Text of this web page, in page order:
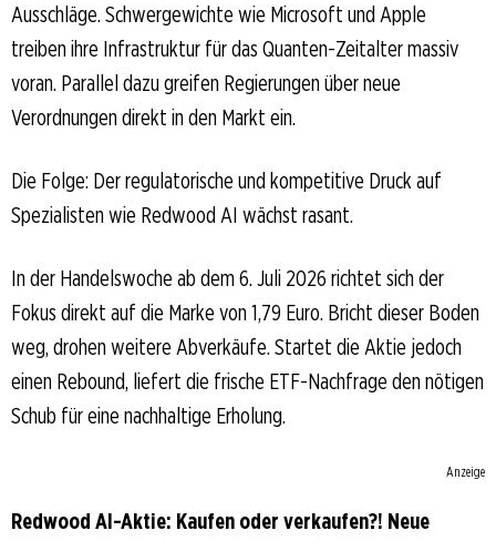
Ausschläge. Schwergewichte wie Microsoft und Apple
treiben ihre Infrastruktur für das Quanten-Zeitalter massiv
voran. Parallel dazu greifen Regierungen über neue
Verordnungen direkt in den Markt ein.
Die Folge: Der regulatorische und kompetitive Druck auf
Spezialisten wie Redwood AI wächst rasant.
In der Handelswoche ab dem 6. Juli 2026 richtet sich der
Fokus direkt auf die Marke von 1,79 Euro. Bricht dieser Boden
weg, drohen weitere Abverkäufe. Startet die Aktie jedoch
einen Rebound, liefert die frische ETF-Nachfrage den nötigen
Schub für eine nachhaltige Erholung.
Anzeige
Redwood AI-Aktie: Kaufen oder verkaufen?! Neue